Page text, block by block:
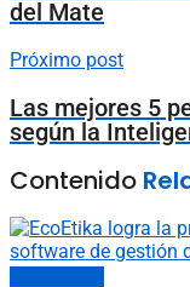
del Mate
Próximo post
Las mejores 5
según la
Contenido